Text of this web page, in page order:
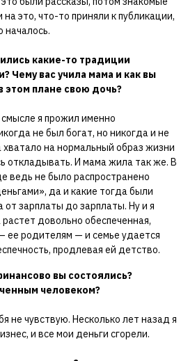
это, что-то приняли к публикации,
началось.
какие-то традиции
Чему вас учила мама и как вы
этом плане свою дочь?
я прожил именно
не был богат, но никогда и не
на нормальный образ жизни
откладывать. И мама жила так же. В
ведь не было распространено
да и какие тогда были
от зарплаты до зарплаты. Ну и я
довольно обеспеченная,
ее родителям — и семье удается
продлевая ей детство.
вы состоялись?
человеком?
не чувствую. Несколько лет назад я
и все мои деньги сгорели.